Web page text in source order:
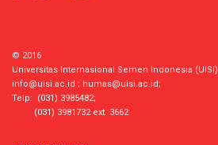
© 2016
Universitas Internasional Semen Indonesia (UISI)
info@uisi.ac.id ; humas@uisi.ac.id;
Telp: (031) 3985482;
(031) 3981732 ext. 3662